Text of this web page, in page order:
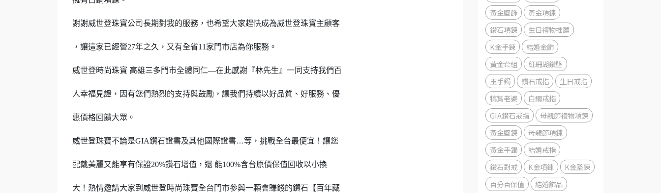
謝謝威世登珠寶公司長期對我的服務，也希望大家趕快成為威世登珠寶主顧客
，讓這家已經營27年之久，又有全省1 1家門市店為你服務。
威世登時尚珠寶 高雄三多門市全體同仁—在此感謝『林先生』 一同支持我們百
人幸福見證，因有您們熱烈的支持與鼓勵，讓我們持續以好品質、好服務、優
惠價格回饋大眾。
威世登珠寶不論是GIA鑽石證書及其他國際證書…等，挑戰全台最便宜！讓您
配戴美麗又能享有保證20%鑽石增值 ，還 能100%含台原價保值回收以小換
大！熱情邀請大家到威世登時尚珠寶全台門市參與一顆會賺錢的鑽石【百年藏
黃金墜飾
黃金項鍊
鑽石項鍊
生日禮物推薦
K金手鍊
結婚金飾
黃金套組
紅珊瑚鑽墜
玉手鐲
鑽石戒指
生日戒指
犒賞老婆
白鋼戒指
GIA鑽石戒指
母親節禮物項鍊
黃金墜鍊
母親節項鍊
黃金手鐲
結婚戒指
鑽石對戒
K金項鍊
K金墜鍊
百分百保值
結婚飾品